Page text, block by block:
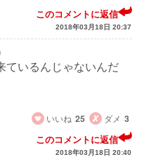
このコメントに返信
2018年03月18日 20:37
ているんじゃないんだ
いいね 25 ダメ 3
このコメントに返信
2018年03月18日 20:40